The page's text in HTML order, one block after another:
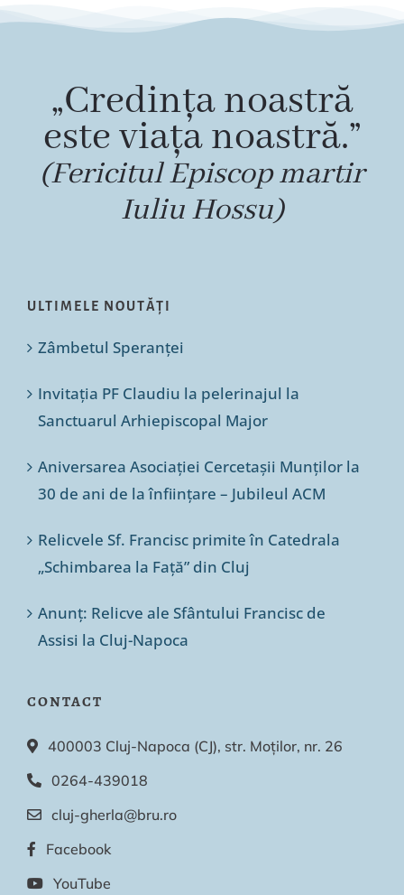
„Credința noastră
este viața noastră.”
(Fericitul Episcop martir
Iuliu Hossu)
ULTIMELE NOUTĂȚI
Zâmbetul Speranței
Invitația PF Claudiu la pelerinajul la
Sanctuarul Arhiepiscopal Major
Aniversarea Asociației Cercetașii Munților la
30 de ani de la înființare – Jubileul ACM
Relicvele Sf. Francisc primite în Catedrala
„Schimbarea la Față” din Cluj
Anunț: Relicve ale Sfântului Francisc de
Assisi la Cluj-Napoca
CONTACT
400003 Cluj-Napoca (CJ), str. Moților, nr. 26
0264-439018
cluj-gherla@bru.ro
Facebook
YouTube